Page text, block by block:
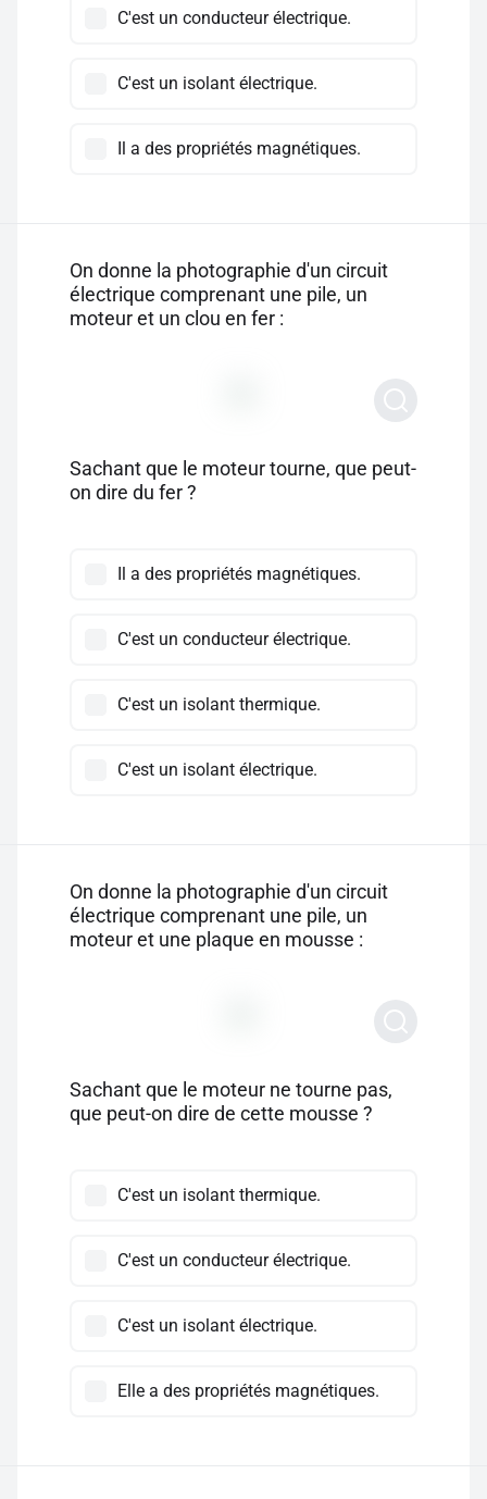
C'est un conducteur électrique.
C'est un isolant électrique.
Il a des propriétés magnétiques.
On donne la photographie d'un circuit
électrique comprenant une pile, un
moteur et un clou en fer :
Sachant que le moteur tourne, que peut-
on dire du fer ?
Il a des propriétés magnétiques.
C'est un conducteur électrique.
C'est un isolant thermique.
C'est un isolant électrique.
On donne la photographie d'un circuit
électrique comprenant une pile, un
moteur et une plaque en mousse :
Sachant que le moteur ne tourne pas,
que peut-on dire de cette mousse ?
C'est un isolant thermique.
C'est un conducteur électrique.
C'est un isolant électrique.
Elle a des propriétés magnétiques.